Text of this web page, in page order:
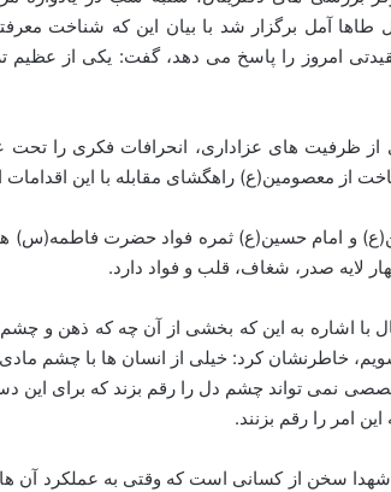
طاها آمل برگزار شد با بیان این که شناخت
امروز را پاسخ می دهد، گفت: یکی از عظیم
از ظرفیت های عزاداری، انحرافات فکری را تحت
از معصومین(ع) راهگشای مقابله با این
و امام حسین(ع) ثمره فواد حضرت فاطمه(س)
لایه صدر، شغاف، قلب و فواد دارد.
با اشاره به این که بخشی از آن چه که ذهن و
خاطرنشان کرد: خیلی از انسان ها با چشم
نمی تواند چشم دل را رقم بزند که برای این
امر را رقم بزنند.
از شهدا سخن از کسانی است که وقتی به عملکرد آن